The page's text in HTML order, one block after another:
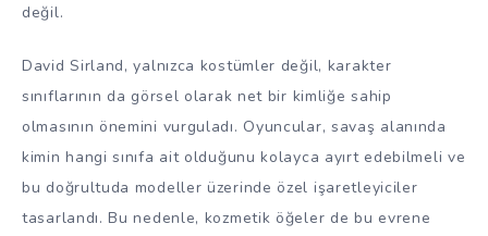
değil.
David Sirland, yalnızca kostümler değil, karakter
sınıflarının da görsel olarak net bir kimliğe sahip
olmasının önemini vurguladı. Oyuncular, savaş alanında
kimin hangi sınıfa ait olduğunu kolayca ayırt edebilmeli ve
bu doğrultuda modeller üzerinde özel işaretleyiciler
tasarlandı. Bu nedenle, kozmetik öğeler de bu evrene